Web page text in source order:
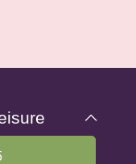
tot het
de aandacht voor
Zo krijg je